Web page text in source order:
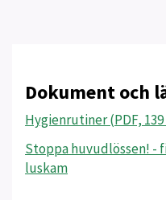
Dokument och
Hygienrutiner (PDF, 139
Stoppa huvudlössen! -
luskam